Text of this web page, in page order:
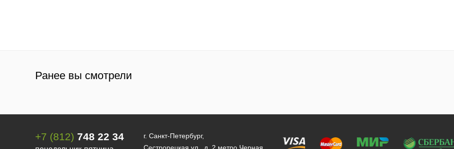
Ранее вы смотрели
+7 (812) 748 22 34
г. Санкт-Петербург,